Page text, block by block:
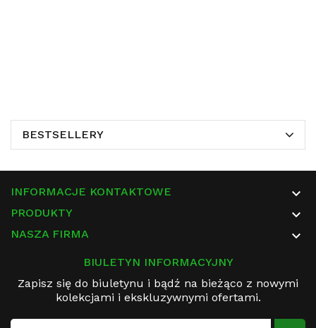
BESTSELLERY
INFORMACJE KONTAKTOWE 
PRODUKTY 
NASZA FIRMA 
BIULETYN INFORMACYJNY
Zapisz się do biuletynu i bądź na bieżąco z nowymi
kolekcjami i ekskluzywnymi ofertami.